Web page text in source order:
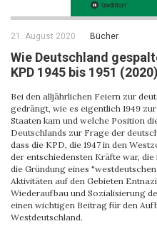
21. August 2020 Bücher
Wie Deutschland
KPD 1945 bis 1951 (2020)
Bei den alljährlichen Feiern zur
gedrängt, wie es eigentlich 1949
Staaten kam und welche Position
Deutschlands zur Frage der
dass die KPD, die 1947 in den
der entschiedensten Kräfte war,
die Gründung eines
Aktivitäten auf den Gebieten
Wiederaufbau und Sozialisierung
einen wichtigen Beitrag für den
Westdeutschland.